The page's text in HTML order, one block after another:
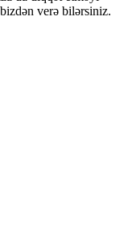
verə bilərsiniz.